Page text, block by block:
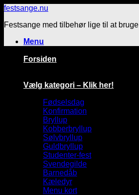
Fortsæt
indhold
festsange.nu
Festsange med tilbehør lige til at bruge
Menu
Forsiden
Vælg kategori – Klik her!
Fødselsdag
Konfirmation
Bryllup
Kobberbryllup
Sølvbryllup
Guldbryllup
Studenter-fest
Svendegilde
Barnedåb
Kæledyr
Menu kort